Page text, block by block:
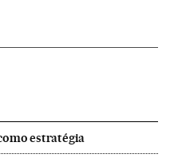
estratégia